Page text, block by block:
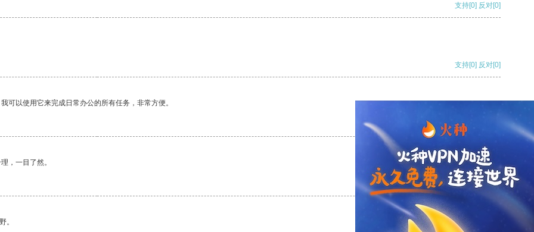
支持[0] 反对[0]
支持[0] 反对[0]
可以使用它来完成日常办公的所有任务，非常方便。
支持
，一目了然。
支持[0] 反对[0]
。